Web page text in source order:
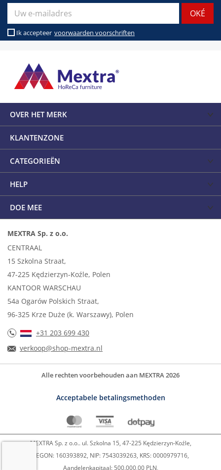
Ik accepteer voorwaarden voorschriften
OVER HET MERK
KLANTENZONE
CATEGORIEËN
HELP
DOE MEE
MEXTRA Sp. z o.o.
CENTRAAL
15 Szkolna Straat,
47-225 Kędzierzyn-Koźle, Polen
KANTOOR WARSCHAU
54a Ogarów Polskich Straat,
96-325 Krze Duże (k. Warszawy), Polen
+31 203 699 430
verkoop@shop-mextra.nl
Alle rechten voorbehouden aan MEXTRA 2026
Acceptabele betalingsmethoden
MEXTRA Sp. z o.o.. ul. Szkolna 15, 47-225 Kędzierzyn-Koźle,
REGON: 160393892, NIP: 7543039263, KRS: 0000979716,
Aandelenkapitaal: 500.000,00 PLN,